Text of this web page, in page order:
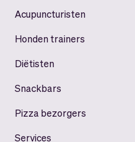
Acupuncturisten
Honden trainers
Diëtisten
Snackbars
Pizza bezorgers
Services